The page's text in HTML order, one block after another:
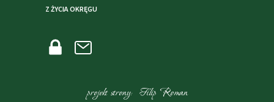
projekt strony: Filip Roman
Z ŻYCIA OKRĘGU